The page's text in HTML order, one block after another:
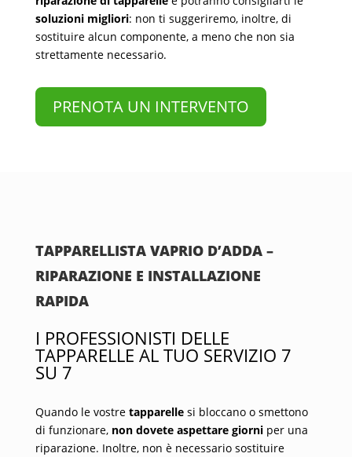
soluzioni migliori: non ti suggeriremo, inoltre, di
sostituire alcun componente, a meno che non sia
strettamente necessario.
PRENOTA UN INTERVENTO
TAPPARELLISTA VAPRIO D’ADDA –
RIPARAZIONE E INSTALLAZIONE
RAPIDA
I PROFESSIONISTI DELLE
TAPPARELLE AL TUO SERVIZIO 7
SU 7
Quando le vostre tapparellesi bloccano o smettono
di funzionare, non dovete aspettare giorniper una
riparazione. Inoltre, non è necessario sostituire